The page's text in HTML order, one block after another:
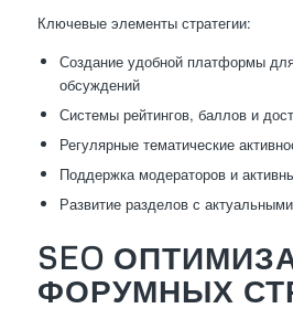
Ключевые элементы стратегии:
Создание удобной платформы
обсуждений
Системы рейтингов, баллов и
Регулярные тематические
Поддержка модераторов и
Развитие разделов с
SEO
ФОРУМНЫХ